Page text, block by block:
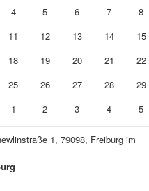
4 5 6 7
8
11 12 13 14
15
18 19 20 21
22
25 26 27 28
29
1 2 3 4 5
1, 79098, Freiburg im